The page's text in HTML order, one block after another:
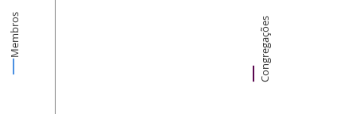
Membros Congregações